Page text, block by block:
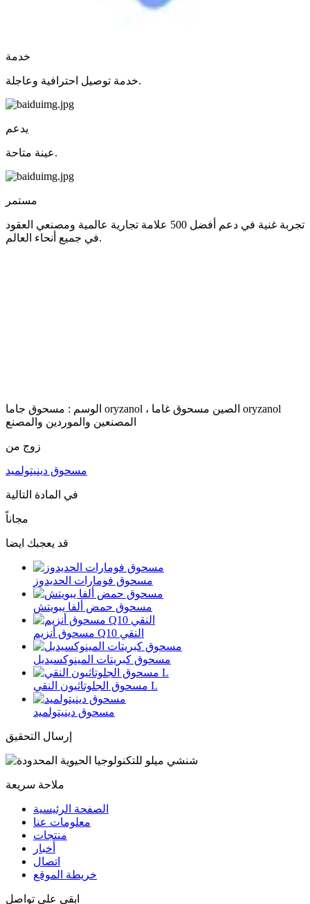
خدمة
خدمة توصيل احترافية وعاجلة.
يدعم
عينة متاحة.
مستمر
تجربة غنية في دعم أفضل 500 علامة تجارية عالمية ومصنعي العقود
في جميع أنحاء العالم.
الوسم : مسحوق جاما oryzanol ، الصين مسحوق غاما oryzanol
المصنعين والموردين والمصنع
زوج من
مسحوق دينيتولميد
في المادة التالية
مجاناً
قد يعجبك ايضا
مسحوق فومارات الحديدوز
مسحوق حمض ألفا يبويتش
مسحوق أنزيم Q10 النقي
مسحوق كبريتات المينوكسيديل
مسحوق الجلوتاثيون النقي L
مسحوق دينيتولميد
إرسال التحقيق
ملاحة سريعة
الصفحة الرئيسية
معلومات عنا
منتجات
أخبار
اتصال
خريطة الموقع
ابقى على تواصل